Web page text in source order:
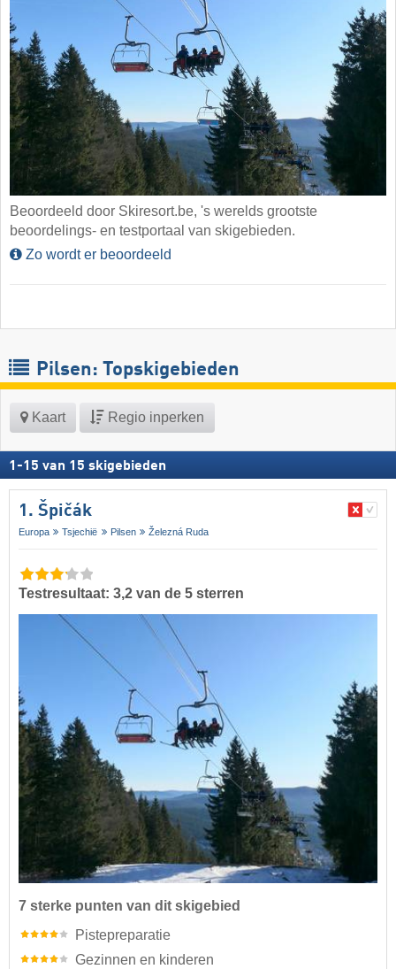
Beoordeeld door Skiresort.be, 's werelds grootste
beoordelings- en testportaal van skigebieden.
Zo wordt er beoordeeld
Pilsen: Topskigebieden
Kaart Regio inperken
1 -15 van 15 skigebieden
1. Špičák
Europa Tsjechië Pilsen Železná Ruda
Testresultaat: 3,2 van de 5 sterren
7 sterke punten van dit skigebied
Pistepreparatie
Gezinnen en kinderen